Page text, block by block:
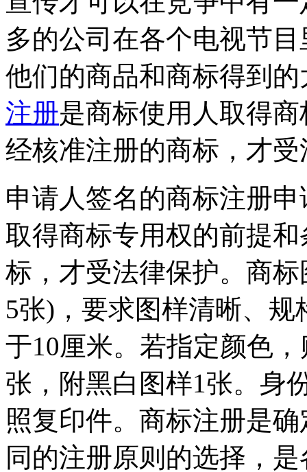
多的公司在各个电视节
他们的商品和商标得到
注册是商标使用人取得
经核准注册的商标，才
申请人签名的商标注册
取得商标专用权的前提
标，才受法律保护。商
5张)，要求图样清晰、
于10厘米。若指定颜色
张，附黑白图样1张。身
照复印件。商标注册是
同的注册原则的选择，